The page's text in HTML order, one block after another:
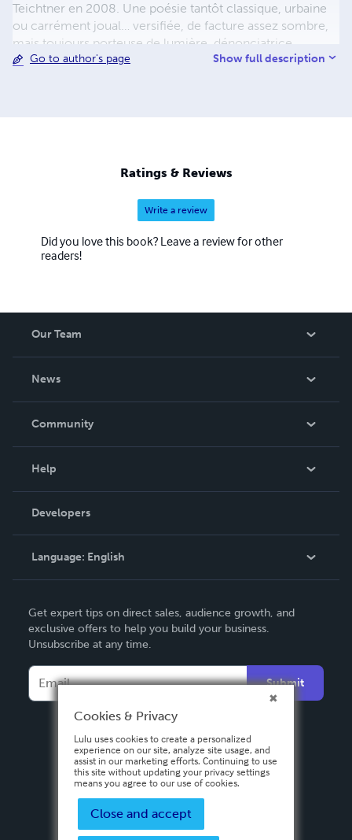
Teichtner en 2008. Une poésie tantôt classique, urbaine
ou carrément joual… versifiée, de facture assez sombre,
mais toujours porteuse de lumière, dénonciatrice,
donnant la parole aux exclus de ce monde. Il publie aussi
à 1000, 100 pages chacun, à suivre… Pour le public c’est
toujours un électrochoc, il entre comme en transe, se
sentant enfin vivre, exister.
Go to author's page Show full description
Ratings & Reviews
Write a review
Did you love this book? Leave a review for other
readers!
Our Team
News
In The News
Community
Podcast
Help
Order Lookup
Knowledge Base
Contact Support
Developers
Language: English
Deutsch
Français
Italiano
Español
Get expert tips on direct sales, audience growth, and
exclusive offers to help you build your business.
Unsubscribe at any time.
Submit
Cookies & Privacy
Lulu uses cookies to create a personalized
experience on our site, analyze site usage, and
assist in our marketing efforts. Continuing to use
this site without updating your privacy settings
means you agree to our use of cookies.
Close and accept